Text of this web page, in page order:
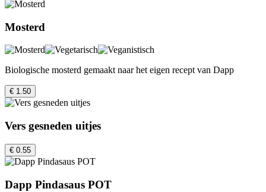
Mosterd
Biologische mosterd gemaakt naar het eigen recept van Dapp
€ 1.50
Vers gesneden uitjes
€ 0.55
Dapp Pindasaus POT